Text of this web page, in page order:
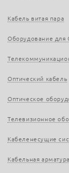
Кабель витая пара
Оборудование для
Оптический кабель
Оптическое
Телевизионное
Кабеленесущие
Кабельная арматура